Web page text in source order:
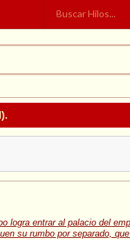
logra entrar al palacio del
su rumbo por separado,